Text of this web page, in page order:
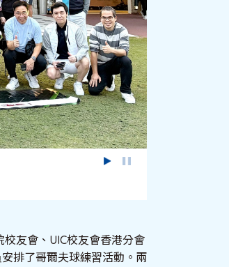
友會、UIC校友會香港分會
排了哥爾夫球練習活動。兩